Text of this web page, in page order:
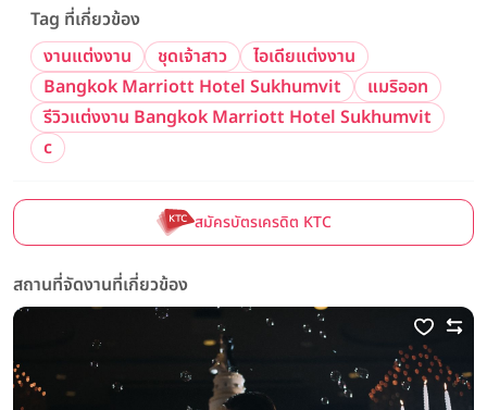
Tag ที่เกี่ยวข้อง
งานแต่งงาน
ชุดเจ้าสาว
ไอเดียแต่งงาน
Bangkok Marriott Hotel Sukhumvit
แมริออท
รีวิวแต่งงาน Bangkok Marriott Hotel Sukhumvit
c
สมัครบัตรเครดิต KTC
สถานที่จัดงานที่เกี่ยวข้อง